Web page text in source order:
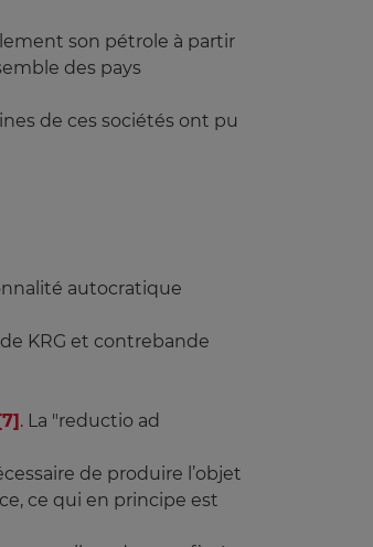
son pétrole à partir
des pays
de ces sociétés ont pu
autocratique
KRG et contrebande
. La "reductio ad
de produire l’objet
ce qui en principe est